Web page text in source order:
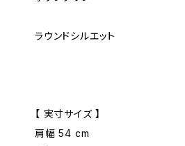
ラウンドシルエット
【 実寸サイズ 】
肩幅 54 cm